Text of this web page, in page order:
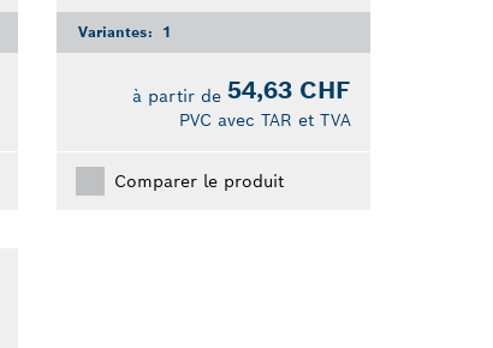
Variantes: 1
à partir de 54,63 CHF
PVC avec TAR et TVA
Comparer le produit